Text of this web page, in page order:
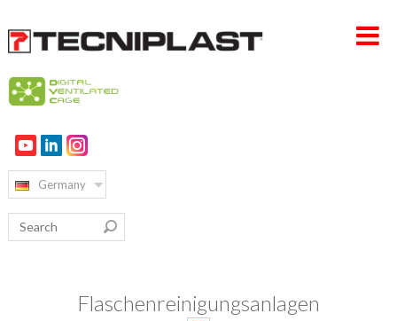
HOME PAGE
UNTERNEHMEN
PRODUKTE
Germany
Flaschenreinigungsanlagen